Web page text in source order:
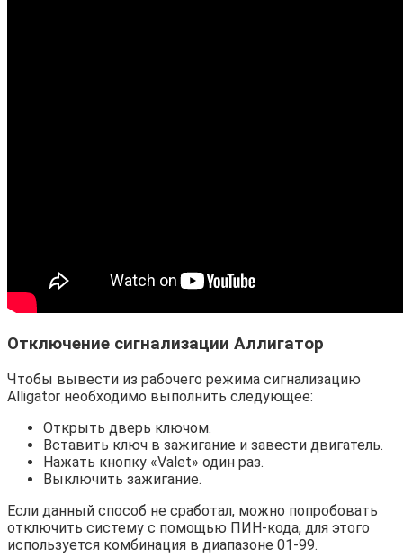
Отключение сигнализации Аллигатор
Чтобы вывести из рабочего режима сигнализацию
Alligator необходимо выполнить следующее:
Открыть дверь ключом.
Вставить ключ в зажигание и завести двигатель.
Нажать кнопку «Valet» один раз.
Выключить зажигание.
Если данный способ не сработал, можно попробовать
отключить систему с помощью ПИН-кода, для этого
используется комбинация в диапазоне 01-99.